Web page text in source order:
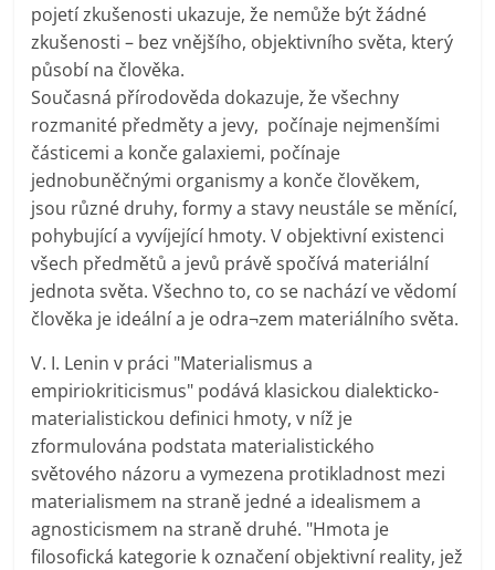
pojetí zkušenosti ukazuje, že nemůže být žádné
zkušenosti – bez vnějšího, objektivního světa, který
působí na člověka.
Současná přírodověda dokazuje, že všechny
rozmanité předměty a jevy, počínaje nejmenšími
částicemi a konče galaxiemi, počínaje
jednobuněčnými organismy a konče člověkem,
jsou různé druhy, formy a stavy neustále se měnící,
pohybující a vyvíjející hmoty. V objektivní existenci
všech předmětů a jevů právě spočívá materiální
jednota světa. Všechno to, co se nachází ve vědomí
člověka je ideální a je odra¬zem materiálního světa.
V. I. Lenin v práci "Materialismus a
empiriokriticismus" podává klasickou dialekticko-
materialistickou definici hmoty, v níž je
zformulována podstata materialistického
světového názoru a vymezena protikladnost mezi
materialismem na straně jedné a idealismem a
agnosticismem na straně druhé. "Hmota je
filosofická kategorie k označení objektivní reality, jež